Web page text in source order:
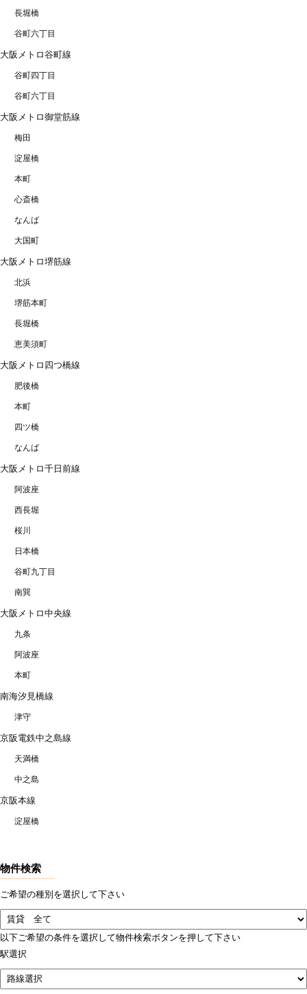
長堀橋
谷町六丁目
大阪メトロ谷町線
谷町四丁目
谷町六丁目
大阪メトロ御堂筋線
梅田
淀屋橋
本町
心斎橋
なんば
大国町
大阪メトロ堺筋線
北浜
堺筋本町
長堀橋
恵美須町
大阪メトロ四つ橋線
肥後橋
本町
四ツ橋
なんば
大阪メトロ千日前線
阿波座
西長堀
桜川
日本橋
谷町九丁目
南巽
大阪メトロ中央線
九条
阿波座
本町
南海汐見橋線
津守
京阪電鉄中之島線
天満橋
中之島
京阪本線
淀屋橋
物件検索
ご希望の種別を選択して下さい
以下ご希望の条件を選択して物件検索ボタンを押して下さい
駅選択